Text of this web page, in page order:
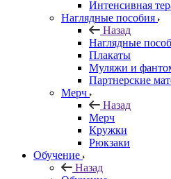
Интенсивная
Наглядные пособия
Назад
Наглядные
Плакаты
Муляжи и
Партнерские
Мерч
Назад
Мерч
Кружки
Рюкзаки
Обучение
Назад